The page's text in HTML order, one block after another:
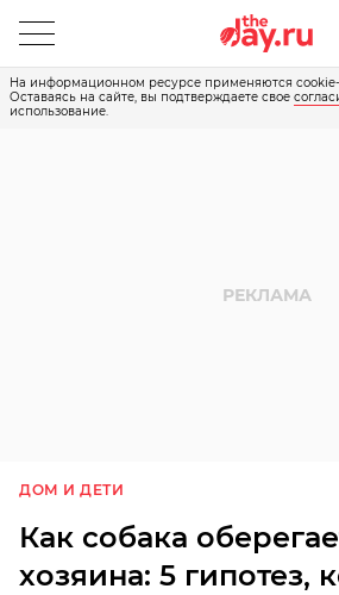
На информационном ресурсе применяются
Оставаясь на сайте, вы подтверждаете свое
использование.
ДОМ И ДЕТИ
Как собака
хозяина: 5 гипотез,